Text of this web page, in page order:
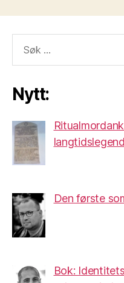
etter:
Nytt:
Den første
Bok: